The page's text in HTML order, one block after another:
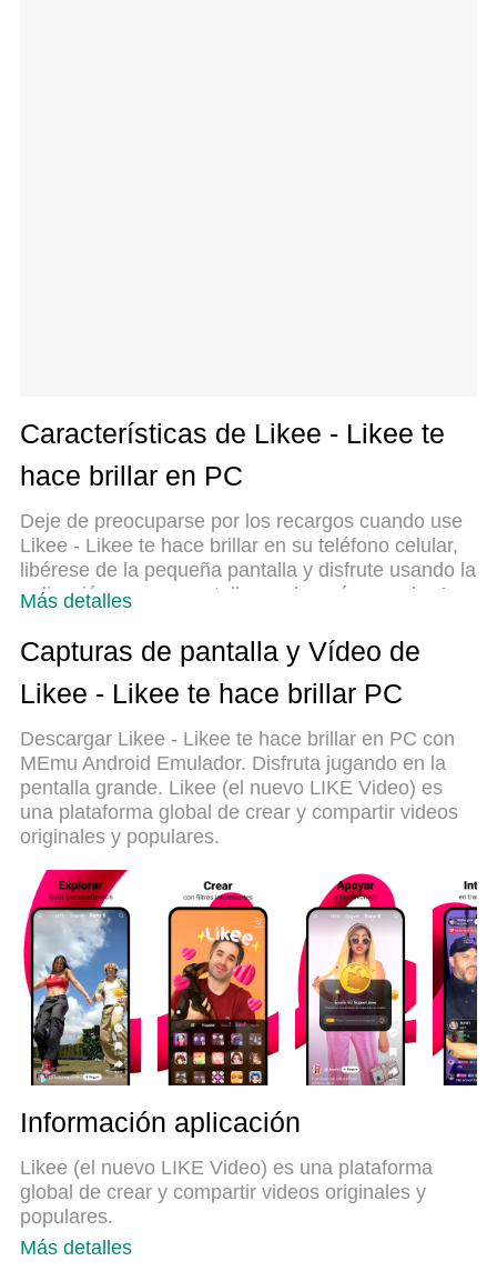
Características de Likee - Likee te
hace brillar en PC
Deje de preocuparse por los recargos cuando use
Likee - Likee te hace brillar en su teléfono celular,
libérese de la pequeña pantalla y disfrute usando la
aplicación en una pantalla mucho más grande. A
pantalla completa de su aplicación con teclado y
mouse. MEmu le ofrece todas las características
sorprendentes que esperaba: instalación rápida y
limitaciones de batería, datos móviles y llamadas
molestas. El nuevo MEmu 9 es la mejor opción
para usar Likee - Likee te hace brillar en su
computadora. Codificado con nuestra absorción, el
administrador de instancias múltiples hace posible
importante, nuestro exclusivo motor de emulación
puede liberar todo el potencial de su PC, hacer que
todo sea fluido y agradable.
Más detalles
Capturas de pantalla y Vídeo de
Likee - Likee te hace brillar PC
Descargar Likee - Likee te hace brillar en PC con
MEmu Android Emulador. Disfruta jugando en la
pentalla grande. Likee (el nuevo LIKE Video) es
una plataforma global de crear y compartir videos
originales y populares.
Información aplicación
Likee (el nuevo LIKE Video) es una plataforma
global de crear y compartir videos originales y
populares.
Más detalles